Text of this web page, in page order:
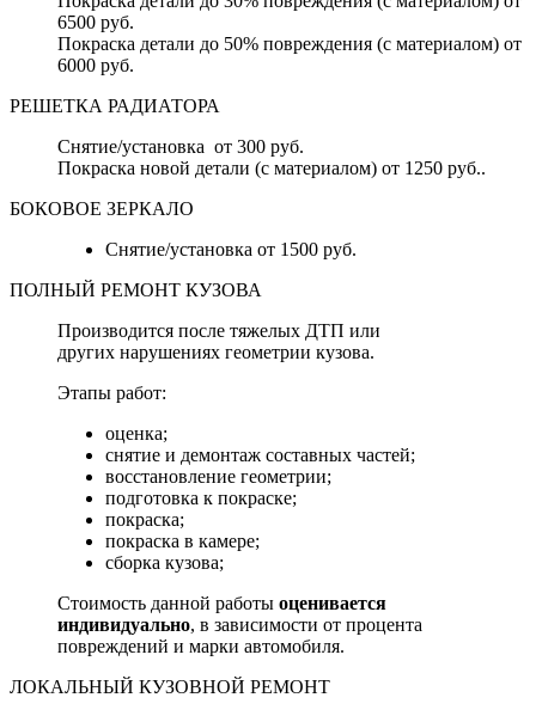
6500 руб.
Покраска детали до 50% повреждения (с материалом) от
6000 руб.
РЕШЕТКА РАДИАТОРА
Снятие/установка от 300 руб.
Покраска новой детали (с материалом) от 1250 руб..
БОКОВОЕ ЗЕРКАЛО
Снятие/установка от 1500 руб.
ПОЛНЫЙ РЕМОНТ КУЗОВА
Производится после тяжелых ДТП или
других нарушениях геометрии кузова.
Этапы работ:
оценка;
снятие и демонтаж составных частей;
восстановление геометрии;
подготовка к покраске;
покраска;
покраска в камере;
сборка кузова;
Стоимость данной работы оценивается
индивидуально, в зависимости от процента
повреждений и марки автомобиля.
ЛОКАЛЬНЫЙ КУЗОВНОЙ РЕМОНТ